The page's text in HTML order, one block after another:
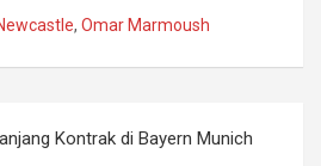
, Omar Marmoush
Kontrak di Bayern Munich